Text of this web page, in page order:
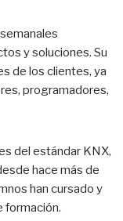
y soluciones. Su
de los clientes, ya
programadores,
del estándar KNX,
hace más de
han cursado y
formación.